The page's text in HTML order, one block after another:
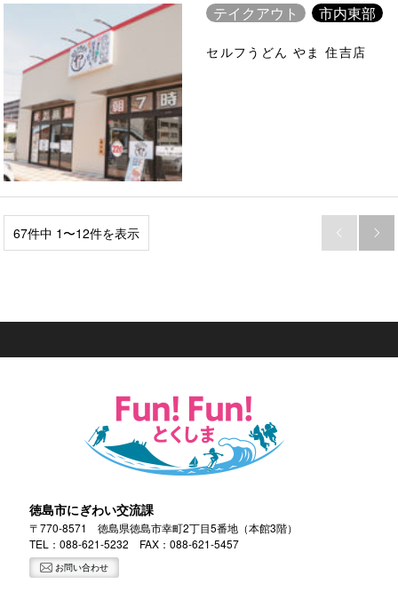
テイクアウト 市内東部
セルフうどん やま 住吉店
67件中 1〜12件を表示  
徳島市にぎわい交流課
〒770-8571 徳島県徳島市幸町2丁目5番地（本館3階）
TEL：088-621-5232 FAX：088-621-5457
お問い合わせ